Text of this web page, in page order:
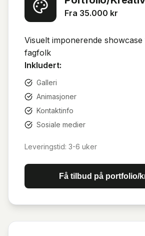
Fra 35.000 kr
Visuelt imponerende
fagfolk
Inkludert:
Galleri
Animasjoner
Kontaktinfo
Sosiale medier
Leveringstid: 3-6 uker
Få tilbud på portfolio/